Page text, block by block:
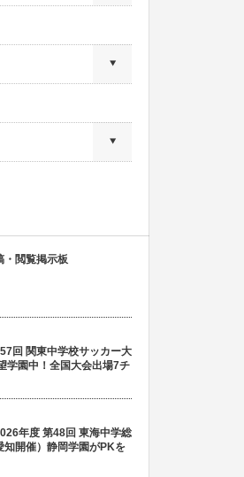
・閲覧掲示板
回 関東中学校サッカー大
学園中！全国大会出場7チ
年度 第48回 東海中学総
知開催）静岡学園がPKを